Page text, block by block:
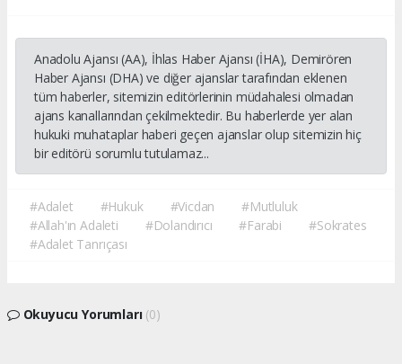
Anadolu Ajansı (AA), İhlas Haber Ajansı (İHA), Demirören
Haber Ajansı (DHA) ve diğer ajanslar tarafından eklenen
tüm haberler, sitemizin editörlerinin müdahalesi olmadan
ajans kanallarından çekilmektedir. Bu haberlerde yer alan
hukuki muhataplar haberi geçen ajanslar olup sitemizin hiç
bir editörü sorumlu tutulamaz...
#Adalet #Hukuk #Vicdan
#Mutluluk
#Allah'ın Adaleti
#Dolandırıcı #Farabi
#Sokrates
#Adalet Tanrıçası
Okuyucu Yorumları (0)